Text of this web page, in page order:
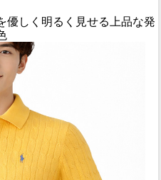
優しく明るく見せる上品な発